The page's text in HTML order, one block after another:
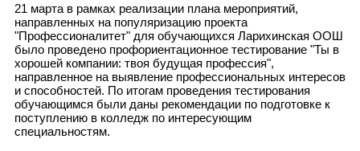
21 марта в рамках реализации плана мероприятий,
направленных на популяризацию проекта
"Профессионалитет" для обучающихся Ларихинская ООШ
было проведено профориентационное тестирование "Ты в
хорошей компании: твоя будущая профессия",
направленное на выявление профессиональных интересов
и способностей. По итогам проведения тестирования
обучающимся были даны рекомендации по подготовке к
поступлению в колледж по интересующим
специальностям.